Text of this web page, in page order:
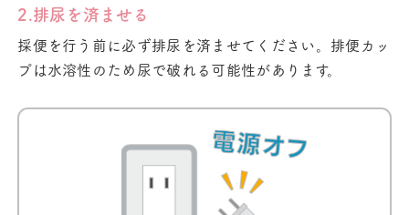
2.排尿を済ませる
採便を行う前に必ず排尿を済ませてください。排便カッ
プは水溶性のため尿で破れる可能性があります。